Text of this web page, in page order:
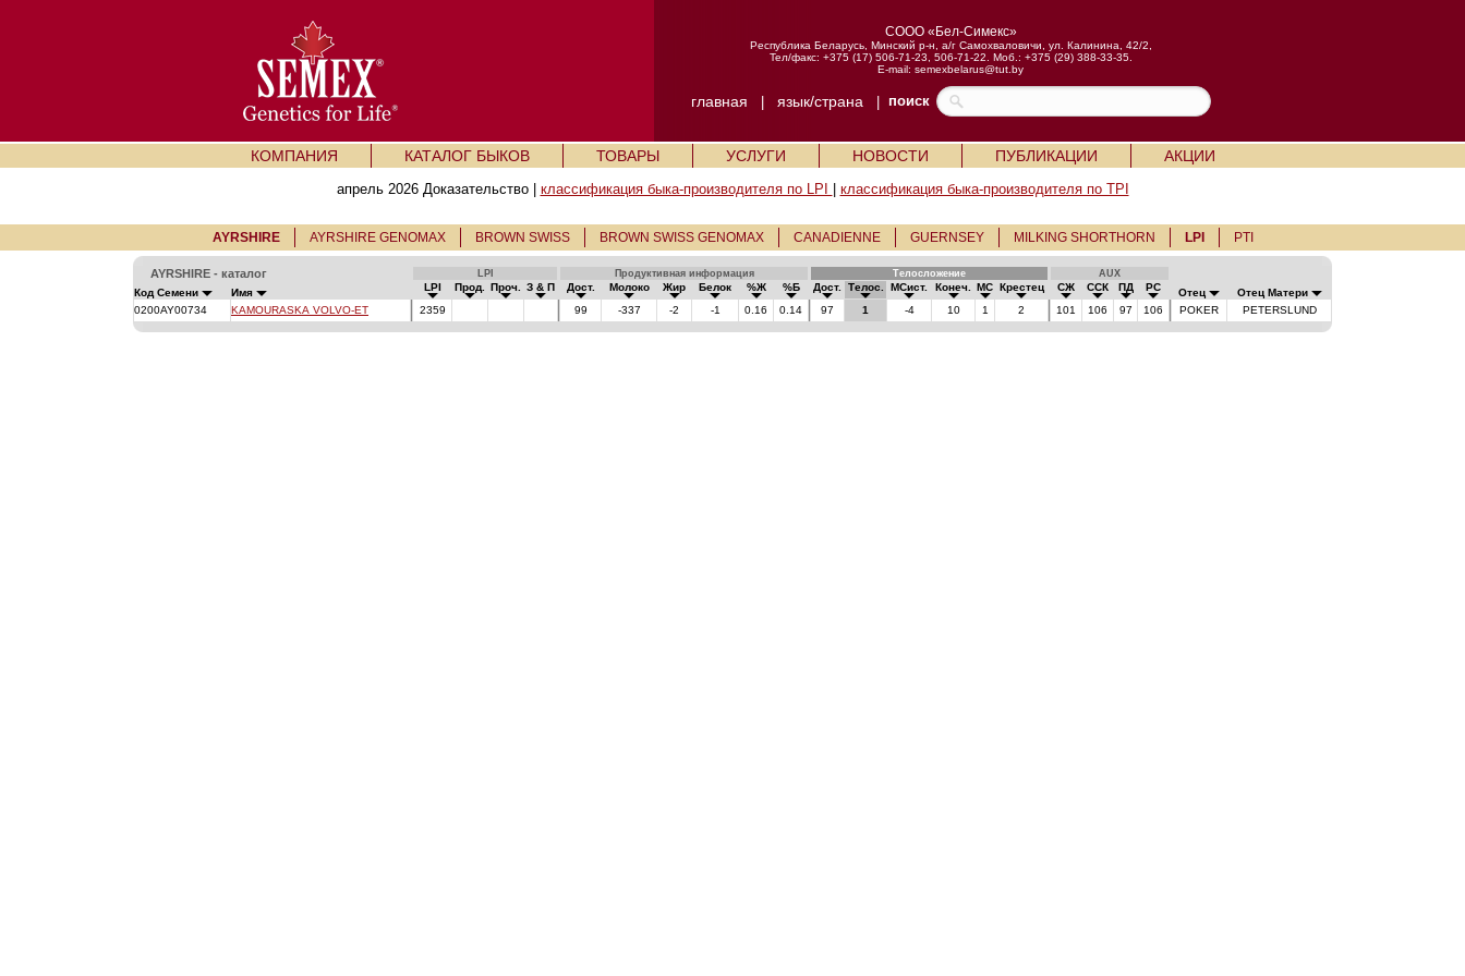
СООО «Бел-Симекс»
Республика Беларусь, Минский р-н, а/г Самохваловичи, ул. Калинина, 42/2,
Тел/факс: +375 (17) 506-71-23, 506-71-22. Моб.: +375 (29) 388-33-35.
E-mail: semexbelarus@tut.by
главная язык/страна| поиск
КОМПАНИЯ КАТАЛОГ БЫКОВ ТОВАРЫ УСЛУГИ НОВОСТИ ПУБЛИКАЦИИ АКЦИИ
апрель 2026 Доказательство | классификация быка-производителя по LPI классификация быка-производителя по TPI
AYRSHIRE AYRSHIRE GENOMAX BROWN SWISS BROWN SWISS GENOMAX CANADIENNE GUERNSEY MILKING SHORTHORN LPI PTI
AYRSHIRE - каталог LPI Продуктивная информация Телосложение AUX
Код Семени Имя LPI Прод. Проч. З & П Дост. Молоко Жир Белок %Ж %Б Дост. Телос. МСист. Конеч. МС Крестец СЖ ССК ПД РС Отец
Отец Матери
0200AY00734
KAMOURASKA VOLVO-ET 2359 99 -337 -2 -1 0.16 0.14 97 1 -4 10 1 2 101 106 97 106 POKER PETERSLUND